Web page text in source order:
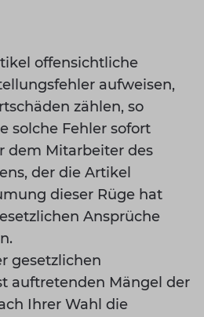
offensichtliche
aufweisen,
zählen, so
solche Fehler sofort
dem Mitarbeiter des
der die Artikel
dieser Rüge hat
Ansprüche
gesetzlichen
auftretenden Mängel der
Ihrer Wahl die